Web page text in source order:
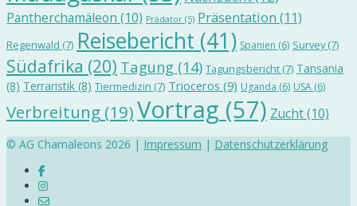
Pantherchamäleon (10) Prädator (5) Präsentation (11)
Regenwald (7) Reisebericht (41) Spanien (6) Survey(7)
Südafrika (20) Tagung (14) Tagungsbericht (7) Tansania
(8) Terraristik (8) Tiermedizin (7) Trioceros (9) Uganda (6) USA (6)
Verbreitung (19)Vortrag (57) Zucht(10)
© AG Chamäleons 2026 | Impressum | Datenschutzerklärung